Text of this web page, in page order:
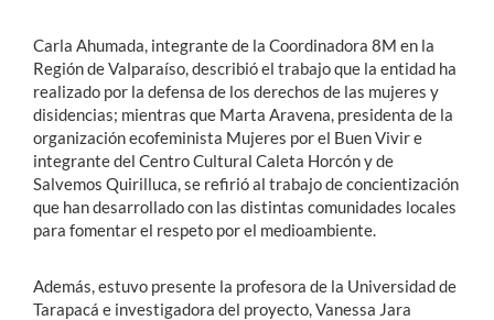
Carla Ahumada, integrante de la Coordinadora 8M en la
Región de Valparaíso, describió el trabajo que la entidad ha
realizado por la defensa de los derechos de las mujeres y
disidencias; mientras que Marta Aravena, presidenta de la
organización ecofeminista Mujeres por el Buen Vivir e
integrante del Centro Cultural Caleta Horcón y de
Salvemos Quirilluca, se refirió al trabajo de concientización
que han desarrollado con las distintas comunidades locales
para fomentar el respeto por el medioambiente.
Además, estuvo presente la profesora de la Universidad de
Tarapacá e investigadora del proyecto, Vanessa Jara